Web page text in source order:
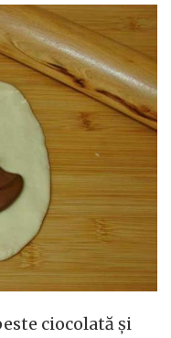
ciocolată și